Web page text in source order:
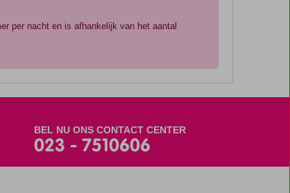
per nacht en is afhankelijk van het aantal
BEL NU ONS CONTACT CENTER
023 - 7510606